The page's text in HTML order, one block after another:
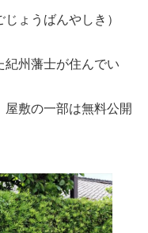
ょうばんやしき）
州藩士が住んでい
敷の一部は無料公開